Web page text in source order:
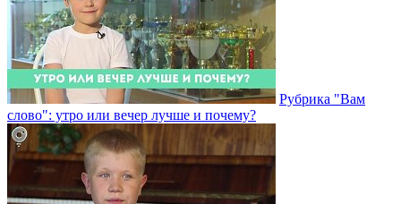
Рубрика "Вам
слово": утро или вечер лучше и почему?